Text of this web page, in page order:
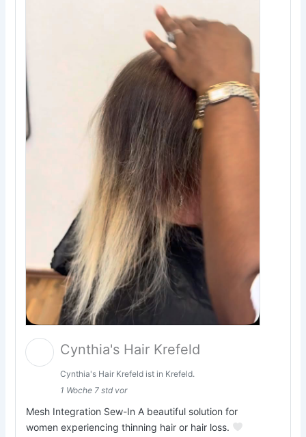
Cynthia's Hair Krefeld
Cynthia's Hair Krefeld ist in Krefeld.
1 Woche 7 std vor
Mesh Integration Sew-In A beautiful solution for
women experiencing thinning hair or hair loss.